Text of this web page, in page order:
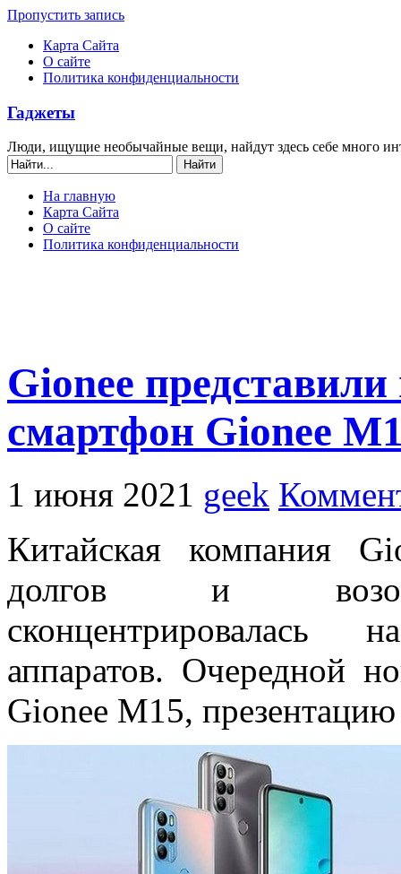
Пропустить запись
Карта Сайта
О сайте
Политика конфиденциальности
Гаджеты
Люди, ищущие необычайные вещи, найдут здесь себе много
На главную
Карта Сайта
О сайте
Политика конфиденциальности
Gionee
смартфон Gionee
1 июня 2021 geek
Китайская компания
долгов и
сконцентрировалась
аппаратов. Очередной
Gionee M15,